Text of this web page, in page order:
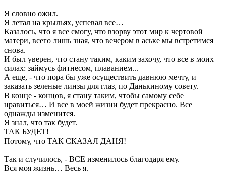
Я словно ожил.
Я летал на крыльях, успевал все…
Казалось, что я все смогу, что взорву этот мир к чертовой
матери, всего лишь зная, что вечером в аське мы встретимся
снова.
И был уверен, что стану таким, каким захочу, что все в моих
силах: займусь фитнесом, плаванием...
А еще, - что пора бы уже осуществить давнюю мечту, и
заказать зеленые линзы для глаз, по Данькиному совету.
В конце - концов, я стану таким, чтобы самому себе
нравиться… И все в моей жизни будет прекрасно. Все
однажды изменится.
Я знал, что так будет.
ТАК БУДЕТ!
Потому, что ТАК СКАЗАЛ ДАНЯ!
Так и случилось, - ВСЕ изменилось благодаря ему.
Вся моя жизнь… Весь я.